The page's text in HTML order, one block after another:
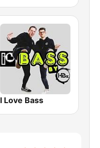
I Love Bass